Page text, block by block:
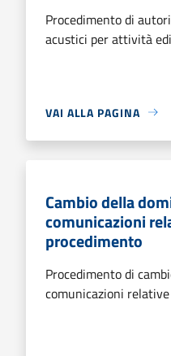
Procedimento di
acustici per attività
VAI ALLA PAGINA
Cambio della
comunicazioni
procedimento
Procedimento di
comunicazioni